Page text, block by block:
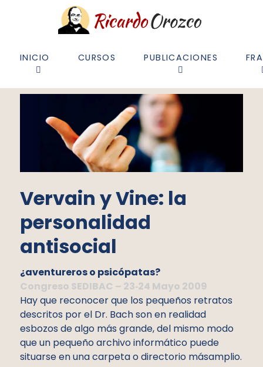
INICIO CURSOS PUBLICACIONES
Vervain y Vine: la
personalidad
antisocial
¿aventureros o psicópatas?
Congreso SEDIBAC – 23‐24 Mayo 2009
Hay que reconocer que los pequeños retratos
descritos por el Dr. Bach son en realidad
esbozos de algo más grande, del mismo modo
que un pequeño archivo informático puede
situarse en una carpeta o directorio másamplio.